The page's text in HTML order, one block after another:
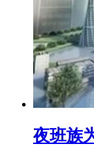
夜班族